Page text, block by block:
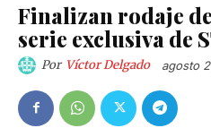
Finalizan rodaje
serie exclusiva de
Por Víctor Delgado agosto